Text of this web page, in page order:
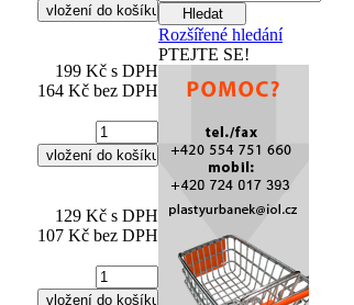
199 Kč s DPH
164 Kč bez DPH
129 Kč s DPH
107 Kč bez DPH
Rozšířené hledání
PTEJTE SE!